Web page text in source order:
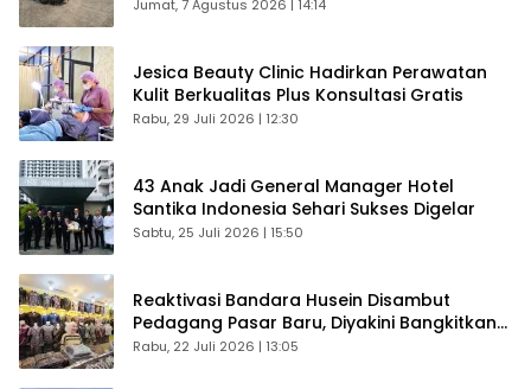
Jumat, 7 Agustus 2026 | 14:14
Jesica Beauty Clinic Hadirkan Perawatan
Kulit Berkualitas Plus Konsultasi Gratis
Rabu, 29 Juli 2026 | 12:30
43 Anak Jadi General Manager Hotel
Santika Indonesia Sehari Sukses Digelar
Sabtu, 25 Juli 2026 | 15:50
Reaktivasi Bandara Husein Disambut
Pedagang Pasar Baru, Diyakini Bangkitkan
Kembali Ekonomi Bandung
Rabu, 22 Juli 2026 | 13:05